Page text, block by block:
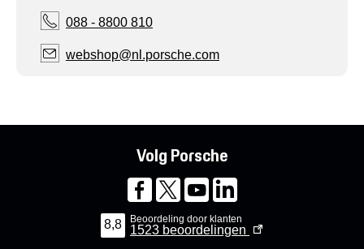
088 - 8800 810
webshop@nl.porsche.com
Volg Porsche
8,8 Beoordeling door klanten
1523 beoordelingen